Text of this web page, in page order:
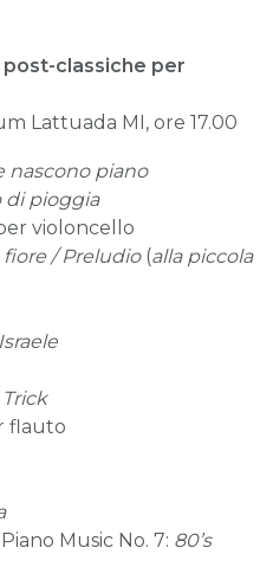
post-classiche per
Lattuada MI, ore 17.00
nascono piano
di pioggia
violoncello
fiore / Preludio(alla piccola
flauto
Music No. 7: 80’s